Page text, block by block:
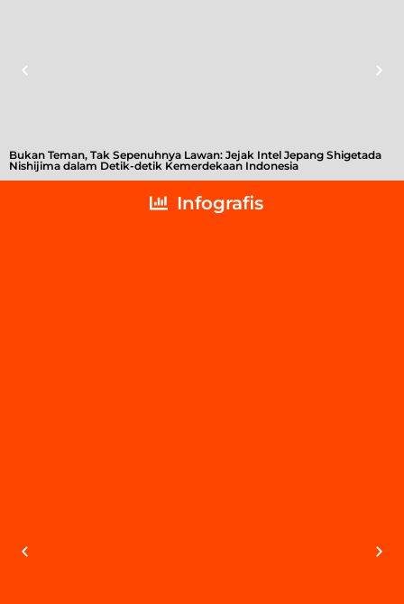
Bukan Teman, Tak Sepenuhnya Lawan: Jejak Intel Jepang Shigetada
Nishijima dalam Detik-detik Kemerdekaan Indonesia
Infografis